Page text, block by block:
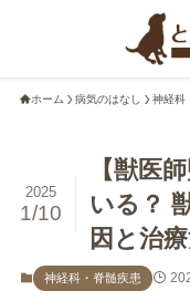
ホーム 病気のはなし 神経科
【獣医
いる？
因と治
2025
1/10
神経科・脊髄疾患